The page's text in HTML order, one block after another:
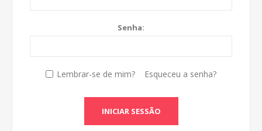
Senha:
Lembrar-se de mim? Esqueceu a senha?
INICIAR SESSÃO